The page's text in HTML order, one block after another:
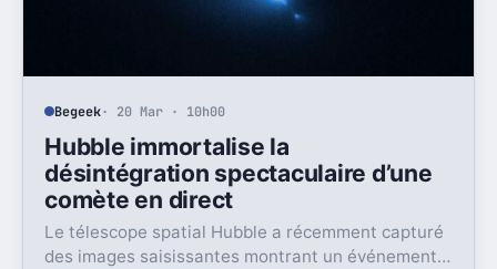
Begeek· 20 Mar · 10h00
Hubble immortalise la
désintégration spectaculaire d’une
comète en direct
Le télescope spatial Hubble a récemment capturé
des images saisissantes montrant un événement